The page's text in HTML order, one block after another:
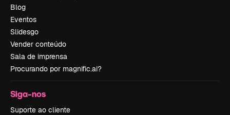
Blog
Eventos
Slidesgo
Vender conteúdo
Sala de imprensa
Procurando por magnific.ai?
Siga-nos
Suporte ao cliente